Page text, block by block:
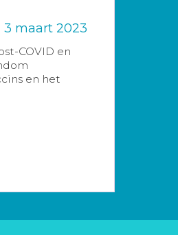
3 maart 2023
COVID en
en het